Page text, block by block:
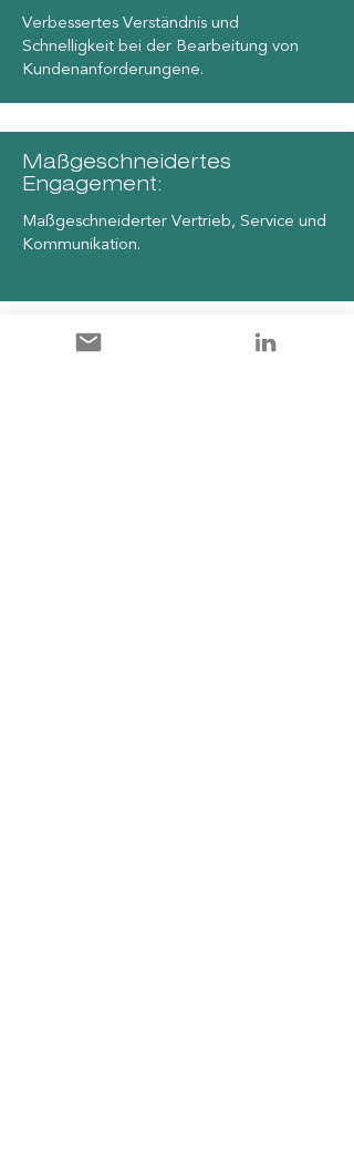
Verbessertes Verständnis und
Schnelligkeit bei der Bearbeitung von
Kundenanforderungene.
Maßgeschneidertes
Engagement:
Maßgeschneiderter Vertrieb, Service und
Kommunikation.